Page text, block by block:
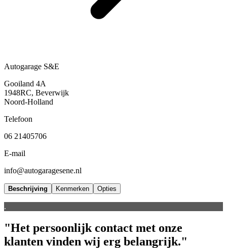
Autogarage S&E
Gooiland 4A
1948RC, Beverwijk
Noord-Holland
Telefoon
06 21405706
E-mail
info@autogaragesene.nl
Beschrijving Kenmerken Opties
.
"Het persoonlijk contact met onze
klanten vinden wij erg belangrijk."